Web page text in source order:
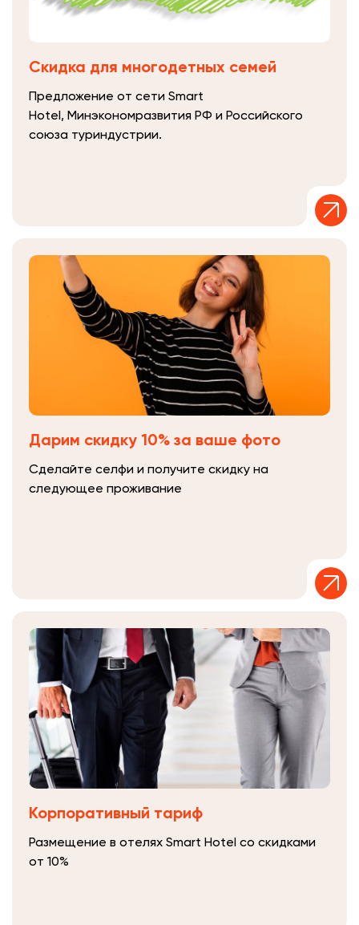
Скидка для многодетных семей
Предложение от сети Smart
Hotel, Минэкономразвития РФ и Российского
союза туриндустрии.
Дарим скидку 10% за ваше фото
Сделайте селфи и получите скидку на
следующее проживание
Корпоративный тариф
Размещение в отелях Smart Hotel со скидками
от 10%